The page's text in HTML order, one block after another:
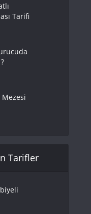
Tarifi
Tarifler